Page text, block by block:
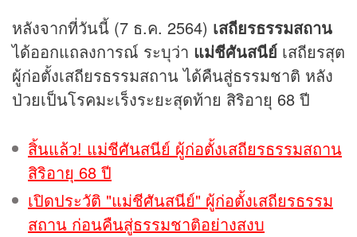
หลังจากที่วันนี้ (7 ธ.ค. 2564) เสถียรธรรมสถาน
ได้ออกแถลงการณ์ ระบุว่า แม่ชีศันสนีย์ เสถียรสุต
ผู้ก่อตั้งเสถียรธรรมสถาน ได้คืนสู่ธรรมชาติ หลัง
ป่วยเป็นโรคมะเร็งระยะสุดท้าย สิริอายุ 68 ปี
สิ้นแล้ว! แม่ชีศันสนีย์ ผู้ก่อตั้งเสถียรธรรมสถาน
สิริอายุ 68 ปี
เปิดประวัติ "แม่ชีศันสนีย์" ผู้ก่อตั้งเสถียรธรรม
สถาน ก่อนคืนสู่ธรรมชาติอย่างสงบ